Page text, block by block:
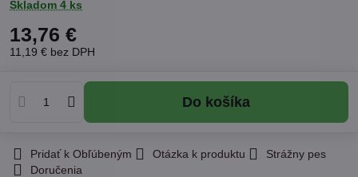
Skladom 4 ks
13,76 €
11,19 € bez DPH
Do košíka
Pridať k Obľúbeným Otázka k produktu
Strážny pes
Doručenia